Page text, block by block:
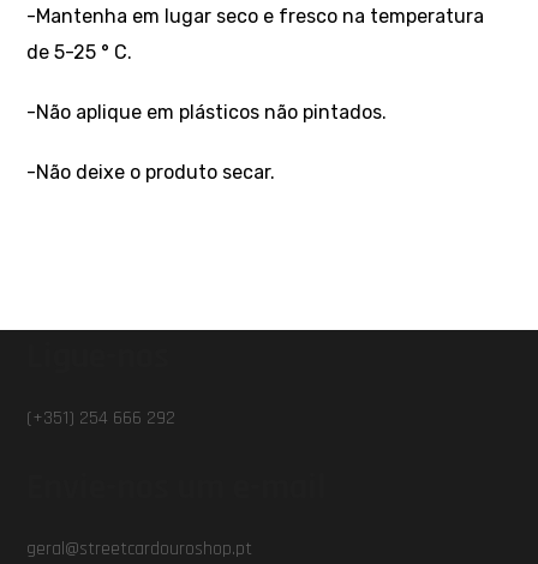
-Mantenha em lugar seco e fresco na temperatura
de 5-25 ° C.
-Não aplique em plásticos não pintados.
-Não deixe o produto secar.
(+351) 254 666 292
geral@streetcardouroshop.pt